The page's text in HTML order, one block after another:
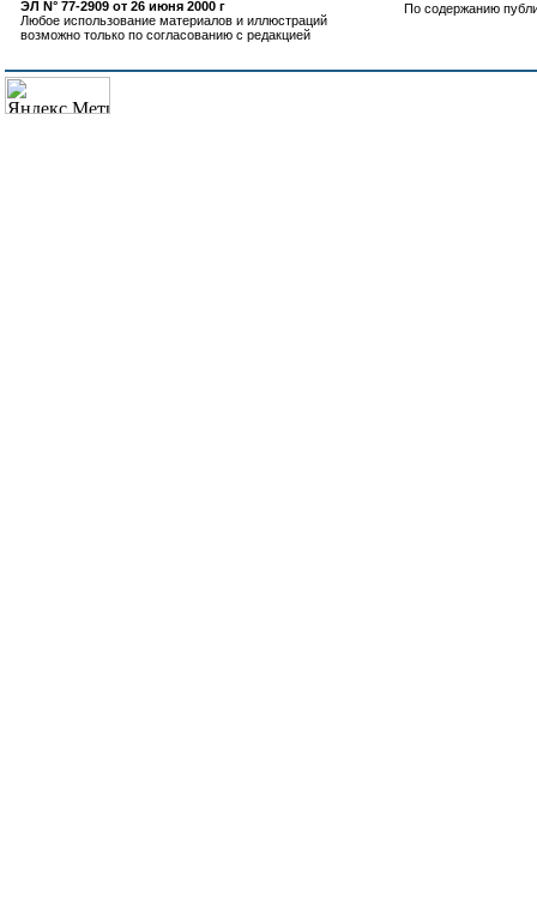
ЭЛ N° 77-2909 от 26 июня 2000 г
Любое использование материалов и иллюстраций
возможно только по согласованию с редакцией
По содержанию